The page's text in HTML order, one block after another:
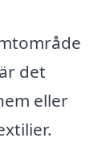
det
eller